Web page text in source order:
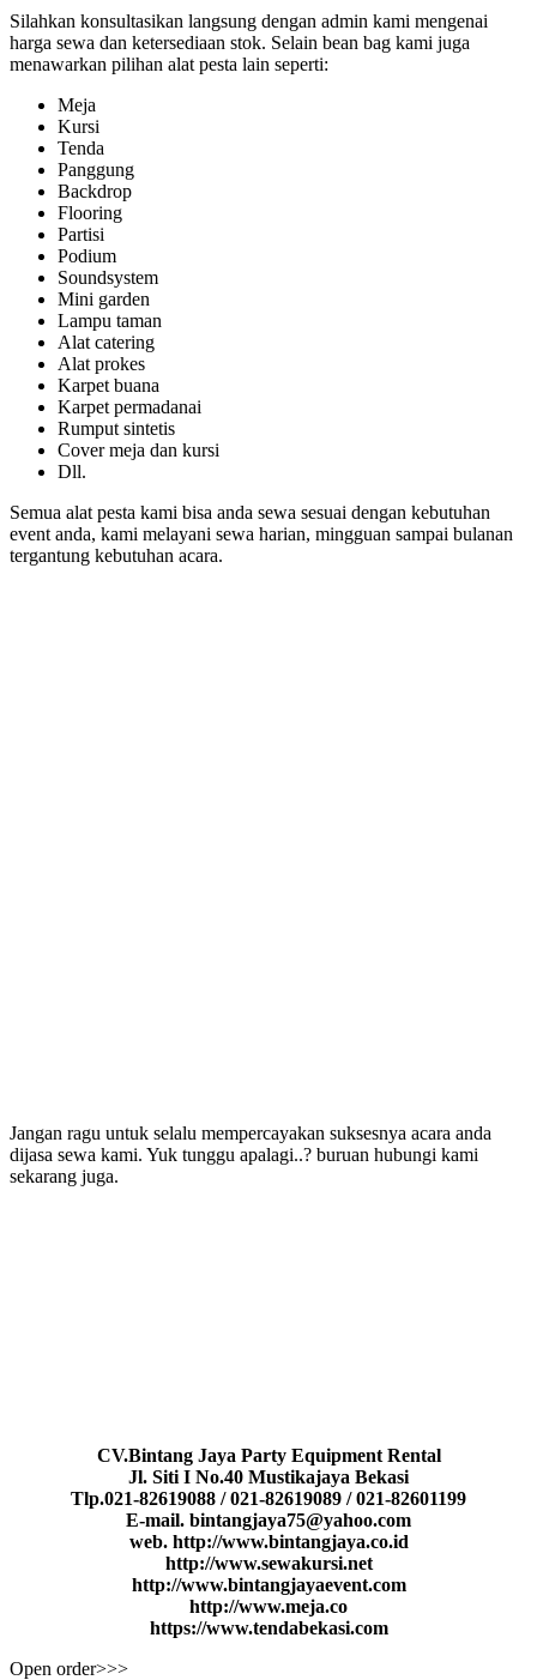
Silahkan konsultasikan langsung dengan admin kami mengenai
harga sewa dan ketersediaan stok. Selain bean bag kami juga
menawarkan pilihan alat pesta lain seperti:
Meja
Kursi
Tenda
Panggung
Backdrop
Flooring
Partisi
Podium
Soundsystem
Mini garden
Lampu taman
Alat catering
Alat prokes
Karpet buana
Karpet permadanai
Rumput sintetis
Cover meja dan kursi
Dll.
Semua alat pesta kami bisa anda sewa sesuai dengan kebutuhan
event anda, kami melayani sewa harian, mingguan sampai bulanan
tergantung kebutuhan acara.
Jangan ragu untuk selalu mempercayakan suksesnya acara anda
dijasa sewa kami. Yuk tunggu apalagi..? buruan hubungi kami
sekarang juga.
CV.Bintang Jaya Party Equipment Rental
Jl. Siti I No.40 Mustikajaya Bekasi
Tlp.021-82619088 / 021-82619089 / 021-82601199
E-mail. bintangjaya75@yahoo.com
web. http://www.bintangjaya.co.id
http://www.sewakursi.net
http://www.bintangjayaevent.com
http://www.meja.co
https://www.tendabekasi.com
Open order>>>